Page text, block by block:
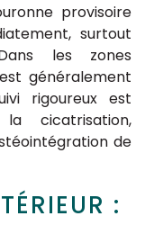
provisoire
surtout
les zones
généralement
rigoureux est
cicatrisation,
de
: